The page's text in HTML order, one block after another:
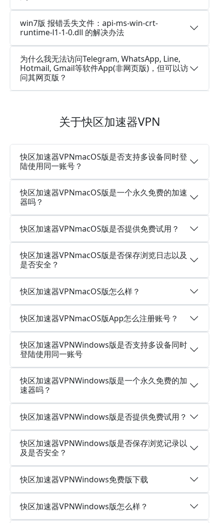
win7版 报错丢失文件：api-ms-win-crt-
runtime-l1-1-0.dll 的解决办法
为什么我无法访问Telegram, WhatsApp, Line,
Hotmail, Gmail等软件App(非网页版)，但可以访
问其网页版？
关于快区加速器VPN
快区加速器VPNmacOS版是否支持多设备同时登
陆使用同一账号？
快区加速器VPNmacOS版是一个永久免费的加速
器吗？
快区加速器VPNmacOS版是否提供免费试用？
快区加速器VPNmacOS版是否保存浏览日志以及
是否安全？
快区加速器VPNmacOS版怎么样？
快区加速器VPNmacOS版App怎么注册账号？
快区加速器VPNWindows版是否支持多设备同时
登陆使用同一账号
快区加速器VPNWindows版是一个永久免费的加
速器吗？
快区加速器VPNWindows版是否提供免费试用？
快区加速器VPNWindows版是否保存浏览记录以
及是否安全？
快区加速器VPNWindows免费版下载
快区加速器VPNWindows版怎么样？